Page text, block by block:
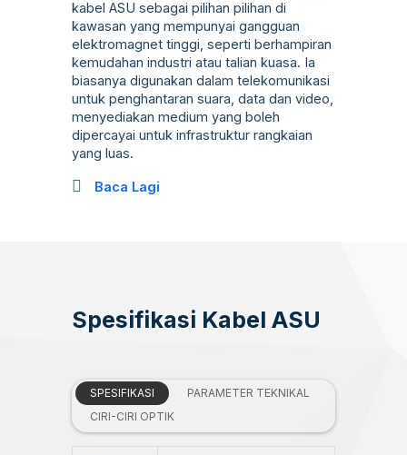
kabel ASU sebagai pilihan pilihan di
kawasan yang mempunyai gangguan
elektromagnet tinggi, seperti berhampiran
kemudahan industri atau talian kuasa. Ia
biasanya digunakan dalam telekomunikasi
untuk penghantaran suara, data dan video,
menyediakan medium yang boleh
dipercayai untuk infrastruktur rangkaian
yang luas.
Baca Lagi
Spesifikasi Kabel ASU
SPESIFIKASI
PARAMETER TEKNIKAL
CIRI-CIRI OPTIK